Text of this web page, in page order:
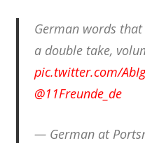
German words
a double take,
pic.twitter.com/
@11Freunde_de
— German at